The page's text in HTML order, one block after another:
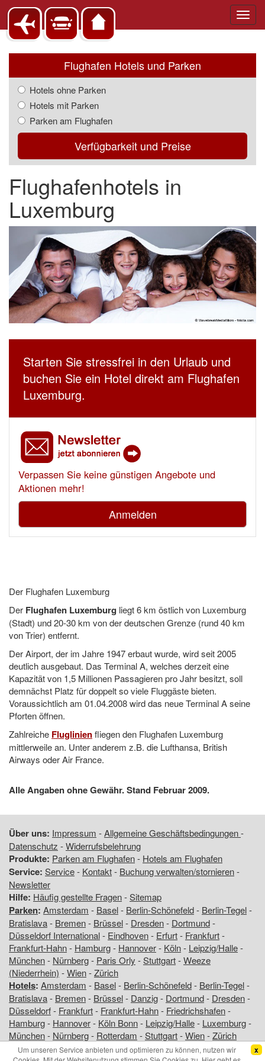
Flughafen Hotels und Parken
Hotels ohne Parken
Hotels mit Parken
Parken am Flughafen
Verfügbarkeit und Preise
Flughafenhotels in
Luxemburg
Starten Sie stressfrei in den Urlaub und
buchen Sie ein Hotel direkt am Flughafen
Luxemburg.
Verpassen Sie keine günstigen Angebote und
Aktionen mehr!
Anmelden
Der Flughafen Luxemburg
Der Flughafen Luxemburg liegt 6 km östlich von Luxemburg
(Stadt) und 20-30 km von der deutschen Grenze (rund 40 km
von Trier) entfernt.
Der Airport, der im Jahre 1947 erbaut wurde, wird seit 2005
deutlich ausgebaut. Das Terminal A, welches derzeit eine
Kapazität von 1,5 Millionen Passagieren pro Jahr besitzt, soll
demnächst Platz für doppelt so viele Fluggäste bieten.
Voraussichtlich am 01.04.2008 wird das neue Terminal A seine
Pforten öffnen.
Zahlreiche Fluglinienfliegen den Flughafen Luxemburg
mittlerweile an. Unter anderem z.B. die Lufthansa, British
Airways oder Air France.
Alle Angaben ohne Gewähr. Stand Februar 2009.
Über uns: Impressum -Allgemeine Geschäftsbedingungen-
Datenschutz -Widerrufsbelehrung
Produkte: Parken am Flughafen- Hotels am Flughafen
Service: Service- Kontakt- Buchung verwalten/stornieren-
Newsletter
Hilfe: Häufig gestellte Fragen-Sitemap
Parken: Amsterdam - Basel- Berlin-Schönefeld- Berlin-Tegel-
Bratislava- Bremen- Brüssel- Dresden- Dortmund-
Düsseldorf International- Eindhoven- Erfurt- Frankfurt-
Frankfurt-Hahn- Hamburg- Hannover- Köln- Leipzig/Halle-
München- Nürnberg- Paris Orly -Stuttgart-Weeze
(Niederrhein) -Wien-Zürich
Hotels: Amsterdam - Basel- Berlin-Schönefeld- Berlin-Tegel-
Bratislava- Bremen- Brüssel- Danzig- Dortmund- Dresden-
Düsseldorf- Frankfurt- Frankfurt-Hahn- Friedrichshafen-
Hamburg- Hannover- Köln Bonn- Leipzig/Halle- Luxemburg-
München- Nürnberg- Rotterdam -Stuttgart-Wien-Zürich
Copyright © 2026 www.am-flughafen.com - Flughafenhotels undx
Um unseren Service anbieten und optimieren zu können, nutzen wir